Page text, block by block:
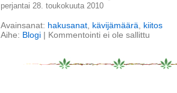
perjantai 28. toukokuuta 2010
Avainsanat: hakusanat kävijämäärä
kiitos
Aihe: Blogi | Kommentointi ei ole sallittu